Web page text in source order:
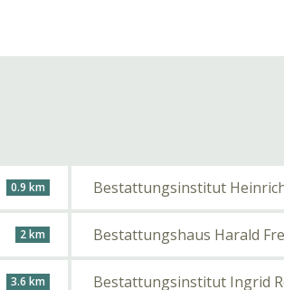
0.9 km Bestattungsinstitut
2 km Bestattungshaus Harald
3.6 km Bestattungsinstitut Ingrid